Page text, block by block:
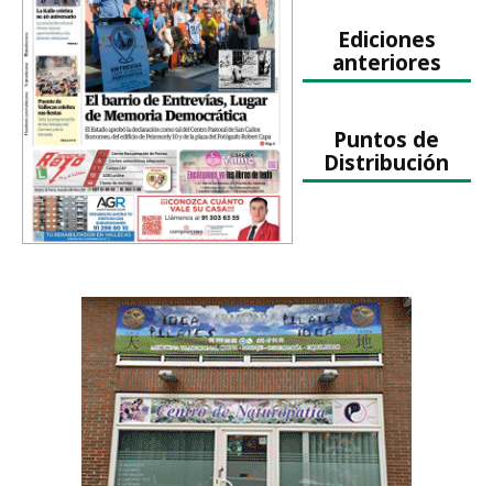
Ediciones
anteriores
Puntos de
Distribución